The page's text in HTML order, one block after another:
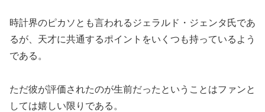
時計界のピカソとも言われるジェラルド・ジェンタ氏であ
るが、天才に共通するポイントをいくつも持っているよう
である。
ただ彼が評価されたのが生前だったということはファンと
しては嬉しい限りである。